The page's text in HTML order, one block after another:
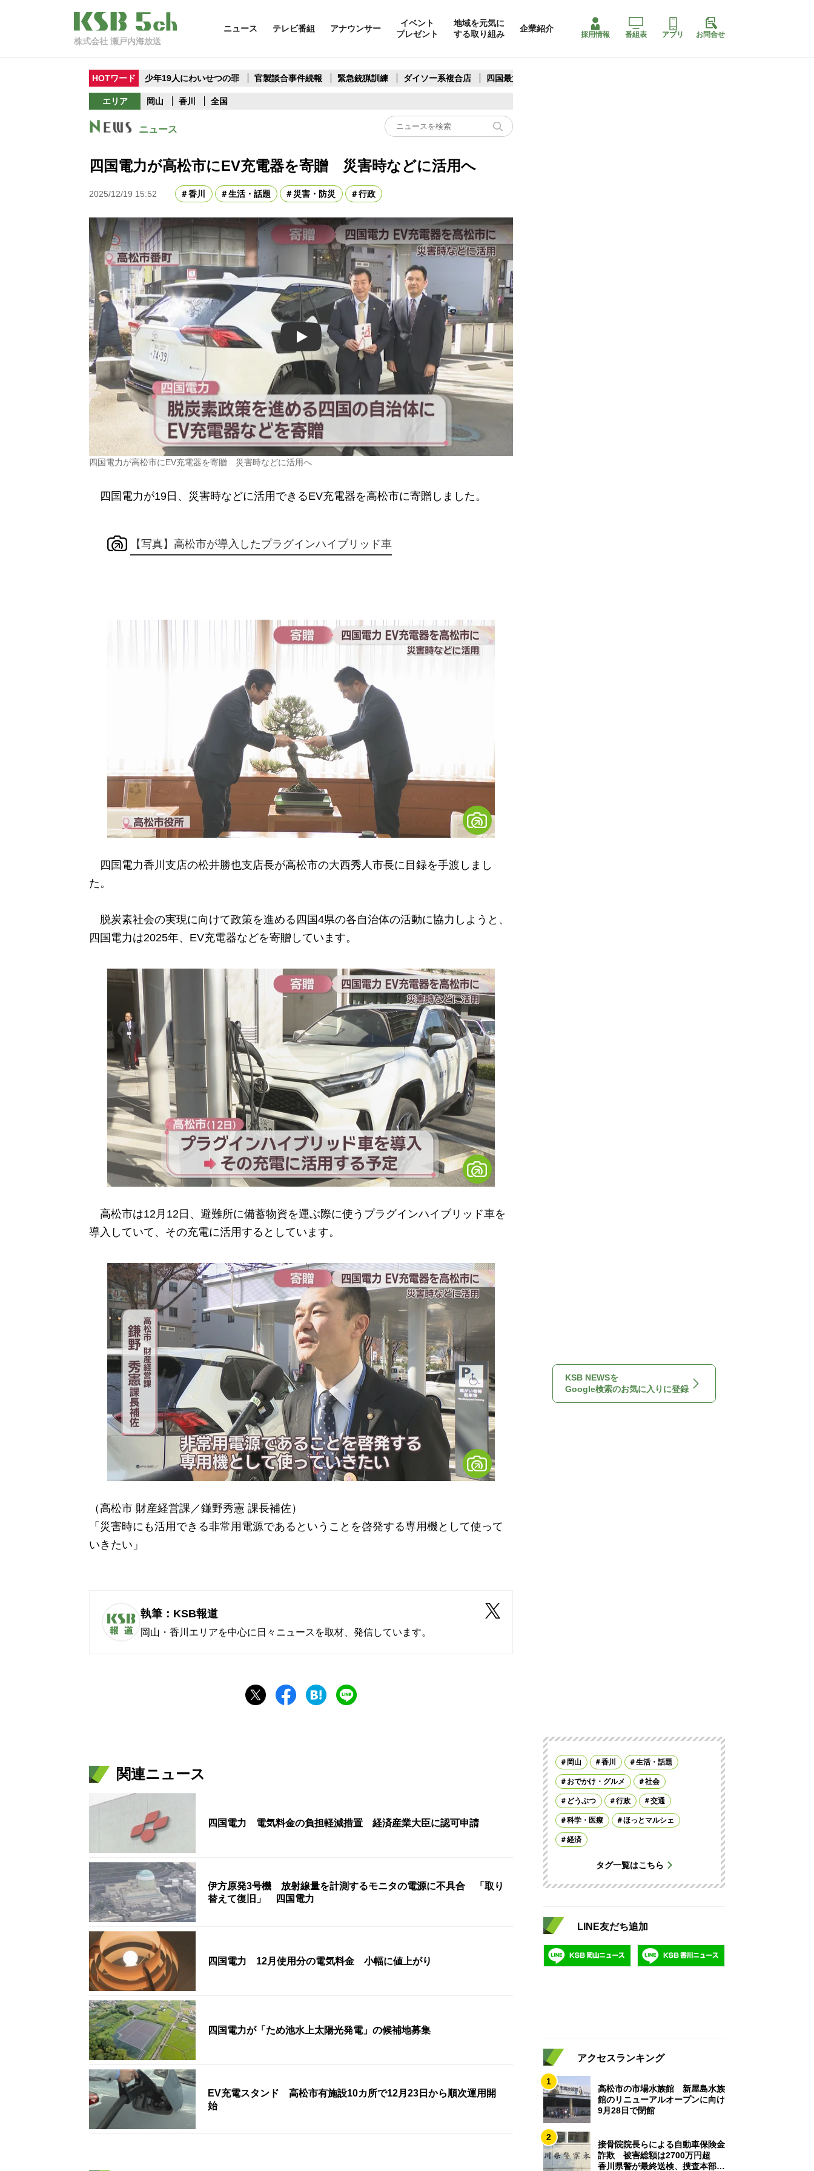
株式会社 瀬戸内海放送
ニュース テレビ番組 アナウンサー
イベント
プレゼント
地域を元気に
する取り組み
企業紹介
採用情報 番組表 アプリ お問合せ
HOTワード 少年19人にわいせつの罪 官製談合事件続報 緊急銃猟訓練 ダイソー系複合店 四国最大スリコ
エリア 岡山 香川 全国
ニュース
四国電力が高松市にEV充電器を寄贈 災害時などに活用へ
2025/12/19 15:52 香川 生活・話題 災害・防災 行政
Play
四国電力が高松市にEV充電器を寄贈 災害時などに活用へ
四国電力が19日、災害時などに活用できるEV充電器を高松市に寄贈しました。
【写真】高松市が導入したプラグインハイブリッド車
四国電力香川支店の松井勝也支店長が高松市の大西秀人市長に目録を手渡しまし
た。
脱炭素社会の実現に向けて政策を進める四国4県の各自治体の活動に協力しようと、
四国電力は2025年、EV充電器などを寄贈しています。
高松市は12月12日、避難所に備蓄物資を運ぶ際に使うプラグインハイブリッド車を
導入していて、その充電に活用するとしています。
（高松市 財産経営課／鎌野秀憲 課長補佐）
「災害時にも活用できる非常用電源であるということを啓発する専用機として使って
いきたい」
執筆：KSB報道
岡山・香川エリアを中心に日々ニュースを取材、発信しています。
関連ニュース
四国電力 電気料金の負担軽減措置 経済産業大臣に認可申請
伊方原発3号機 放射線量を計測するモニタの電源に不具合 「取り
替えて復旧」 四国電力
四国電力 12月使用分の電気料金 小幅に値上がり
四国電力が「ため池水上太陽光発電」の候補地募集
EV充電スタンド 高松市有施設10カ所で12月23日から順次運用開
始
KSB NEWSを
Google検索のお気に入りに登録
岡山 香川 生活・話題
おでかけ・グルメ 社会
どうぶつ 行政 交通
科学・医療 ほっとマルシェ
経済
タグ一覧はこちら
LINE友だち追加
アクセスランキング
1
高松市の市場水族館 新屋島水族
館のリニューアルオープンに向け
9月28日で閉館
2
接骨院院長らによる自動車保険金
詐欺 被害総額は2700万円超
香川県警が最終送検、捜査本部解